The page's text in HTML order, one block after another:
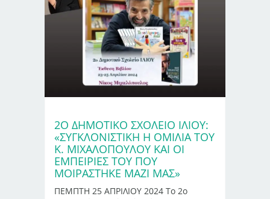
2Ο ΔΗΜΟΤΙΚΌ ΣΧΟΛΕΊΟ ΙΛΊΟΥ:
«ΣΥΓΚΛΟΝΙΣΤΙΚΉ Η ΟΜΙΛΊΑ ΤΟΥ
Κ. ΜΙΧΑΛΌΠΟΥΛΟΥ ΚΑΙ ΟΙ
ΕΜΠΕΙΡΊΕΣ ΤΟΥ ΠΟΥ
ΜΟΙΡΆΣΤΗΚΕ ΜΑΖΊ ΜΑΣ»
ΠΕΜΠΤΗ 25 ΑΠΡΙΛΙΟΥ 2024 Το 2ο